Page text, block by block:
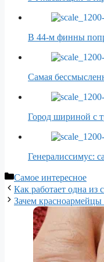
В 44-м финны
Самая
Город шириной с
Генералиссимус:
Рубрики
Самое интересное
Как работает одна из
Зачем